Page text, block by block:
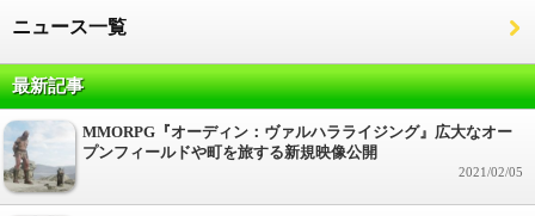
ニュース一覧
最新記事
MMORPG『オーディン：ヴァルハラライジング』広大なオー
プンフィールドや町を旅する新規映像公開
2021/02/05